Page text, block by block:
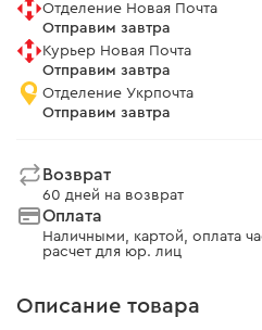
Отделение Новая Почта
Отправим завтра
Курьер Новая Почта
Отправим завтра
Отделение Укрпочта
Отправим завтра
Возврат
60 дней на возврат
Оплата
Наличными, картой, оплата
расчет для юр. лиц
Описание товара